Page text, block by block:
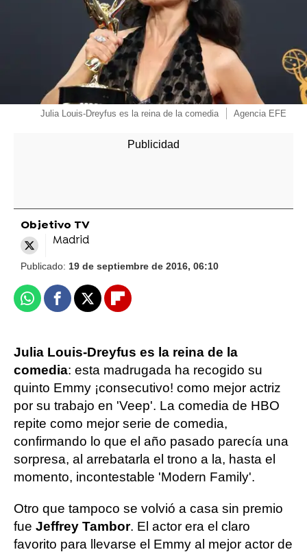
Julia Louis-Dreyfus es la reina de la comedia Agencia EFE
Objetivo TV
Madrid
Publicado: 19 de septiembre de 2016, 06:10
WhatsappFacebook
X Flipboard
Julia Louis-Dreyfus es la reina de la
comedia: esta madrugada ha recogido su
quinto Emmy ¡consecutivo! como mejor actriz
por su trabajo en 'Veep'. La comedia de HBO
repite como mejor serie de comedia,
confirmando lo que el año pasado parecía una
sorpresa, al arrebatarla el trono a la, hasta el
momento, incontestable 'Modern Family'.
Otro que tampoco se volvió a casa sin premio
fue Jeffrey Tambor. El actor era el claro
favorito para llevarse el Emmy al mejor actor de